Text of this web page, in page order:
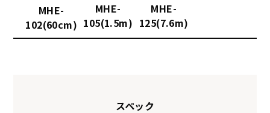
MHE-
102(60cm)
MHE-
105(1.5m)
MHE-
125(7.6m)
スペック